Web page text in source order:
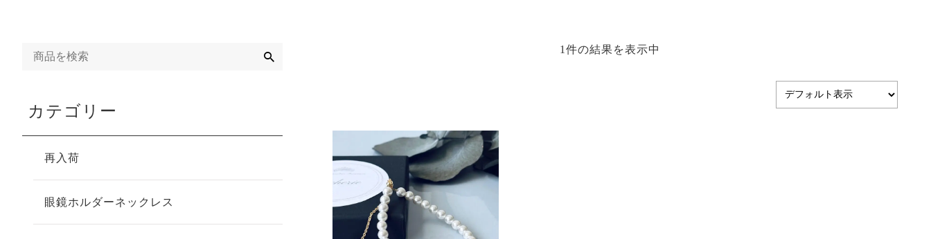
1件の結果を表示中
カテゴリー
再入荷
眼鏡ホルダーネックレス